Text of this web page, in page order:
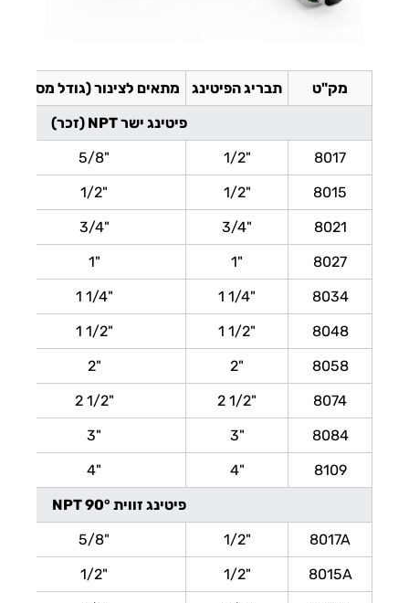
מק"ט תבריג הפיטינג
מתאים לצינור (גודל מסחרי)
פיטינג ישר NPT (זכר)
8017
1/2"
5/8"
8015
1/2"
1/2"
8021
3/4"
3/4"
8027
1"
1"
8034
1 1/4"
1 1/4"
8048
1 1/2"
1 1/2"
8058
2"
2"
8074
2 1/2"
2 1/2"
8084
3"
3"
8109
4"
4"
פיטינג זווית 90° NPT
8017A
1/2"
5/8"
8015A
1/2"
"1/2